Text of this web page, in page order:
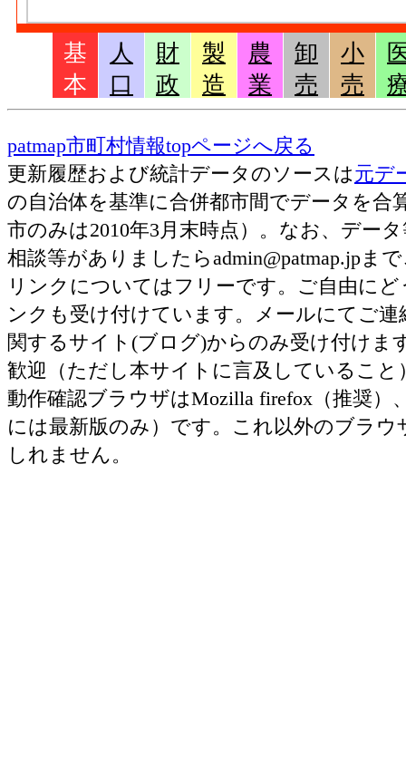
基
本
人
口
財
政
製
造
農
業
卸
売
小
売
patmap市町村情報topページへ戻る
更新履歴および統計データのソースは元デ
の自治体を基準に合併都市間でデータを合
市のみは2010年3月末時点）。なお、デー
相談等がありましたらadmin@patmap.jpま
リンクについてはフリーです。ご自由に
ンクも受け付けています。メールにてご
関するサイト(ブログ)からのみ受け付け
歓迎（ただし本サイトに言及していること
動作確認ブラウザはMozilla firefox（推奨）
には最新版のみ）です。これ以外のブラ
しれません。